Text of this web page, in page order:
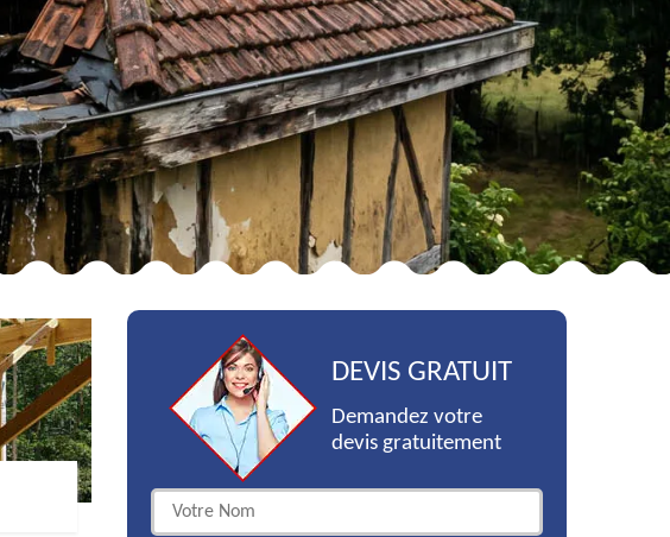
DEVIS GRATUIT
Demandez votre
devis gratuitement